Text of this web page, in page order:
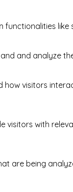
functionalities
and analyze
visitors
visitors with
are being